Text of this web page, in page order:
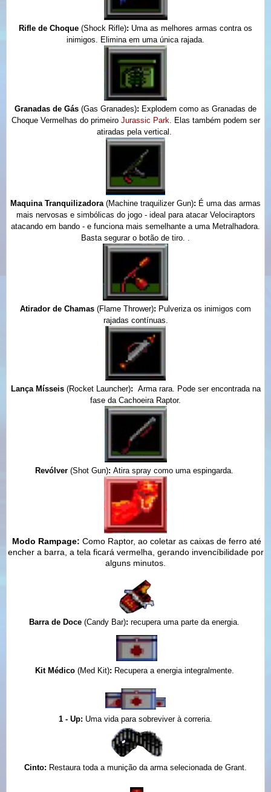
Rifle de Choque (Shock Rifle): Uma as melhores armas contra os
inimigos. Elimina em uma única rajada.
Granadas de Gás (Gas Granades): Explodem como as Granadas de
Choque Vermelhas do primeiro Jurassic Park . Elas também podem ser
atiradas pela vertical.
Maquina Tranquilizadora (Machine traquilizer Gun): É uma das armas
mais nervosas e simbólicas do jogo - ideal para atacar Velociraptors
atacando em bando - e funciona mais semelhante a uma Metralhadora.
Basta segurar o botão de tiro. .
Atirador de Chamas (Flame Thrower): Pulveriza os inimigos com
rajadas contínuas.
Lança Mísseis(Rocket Launcher): Arma rara. Pode ser encontrada na
fase da Cachoeira Raptor.
Revólver (Shot Gun): Atira spray como uma espingarda.
Modo Rampage: Como Raptor, ao coletar as caixas de ferro até
encher a barra, a tela ficará vermelha, gerando invencíbilidade por
alguns minutos.
Barra de Doce (Candy Bar): recupera uma parte da energia.
Kit Médico(Med Kit): Recupera a energia integralmente.
1 - Up: Uma vida para sobreviver à correria.
Cinto: Restaura toda a munição da arma selecionada de Grant.